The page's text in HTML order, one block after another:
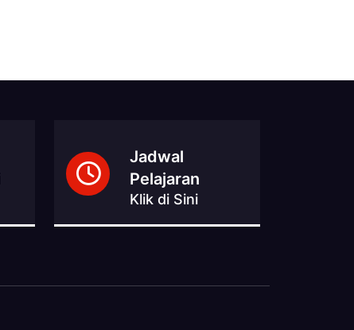
Jadwal
Pelajaran
Klik di Sini